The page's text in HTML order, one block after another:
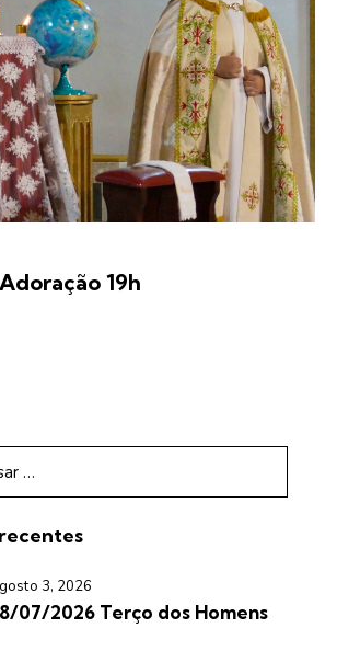
19h
3, 2026
07/2026 Terço dos Homens